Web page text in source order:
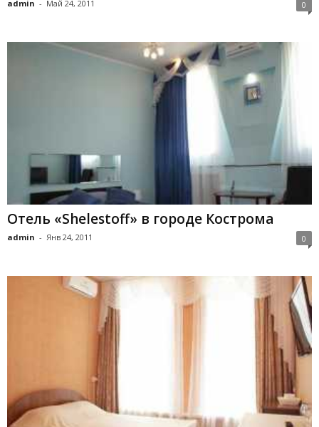
admin - Май 24, 2011 0
Отель «Shelestoff» в городе Кострома
admin - Янв 24, 2011 0